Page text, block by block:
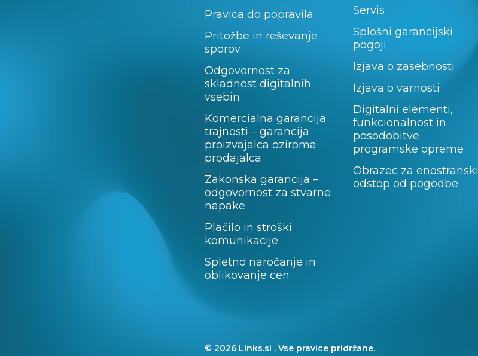
Pravica do popravila
Pritožbe in reševanje
sporov
Odgovornost za
skladnost digitalnih
vsebin
Komercialna garancija
trajnosti – garancija
proizvajalca oziroma
prodajalca
Zakonska garancija –
odgovornost za stvarne
napake
Plačilo in stroški
komunikacije
Spletno naročanje in
oblikovanje cen
Servis
Splošni garancijski
pogoji
Izjava o zasebnosti
Izjava o varnosti
Digitalni elementi,
funkcionalnost in
posodobitve
programske opreme
Obrazec za enostranski
odstop od pogodbe
© 2026 Links.si . Vse pravice pridržane.